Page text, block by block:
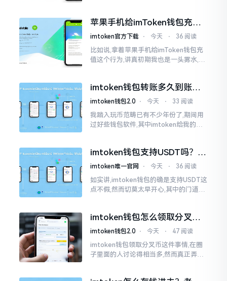
找了些资料
苹果手机给imToken钱包充
值，这几步别搞错
imtoken官方下载 ⋅ 今天 ⋅ 36 阅读
比如说,拿着苹果手机给imToken钱包充
值这个行为,讲真初期我也是一头雾水,搞
imtoken钱包转账多久到账？
一文说清楚
imtoken钱包2.0 ⋅ 今天 ⋅ 33 阅读
我踏入玩币范畴已有不少年份了,期间用
过好些钱包软件,其中imtoken给我的整
imtoken钱包支持USDT吗？转
账提现全攻略
imtoken唯一官网 ⋅ 今天 ⋅ 36 阅读
如实讲,imtoken钱包的确是支持USDT这
点不假,然而切莫太早开心,其中的门道是
费高得主子心疼
imtoken钱包怎么领取分叉
币？老手教你避坑
imtoken钱包2.0 ⋅ 今天 ⋅ 47 阅读
imtoken钱包领取分叉币这件事情,在圈
子里面的人讨论得相当多,然而真正弄明